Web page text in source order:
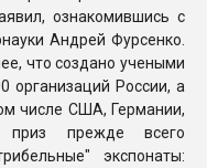
ознакомившись с
Андрей Фурсенко.
что создано учеными
организаций России, а
числе США, Германии,
прежде всего
экспонаты: